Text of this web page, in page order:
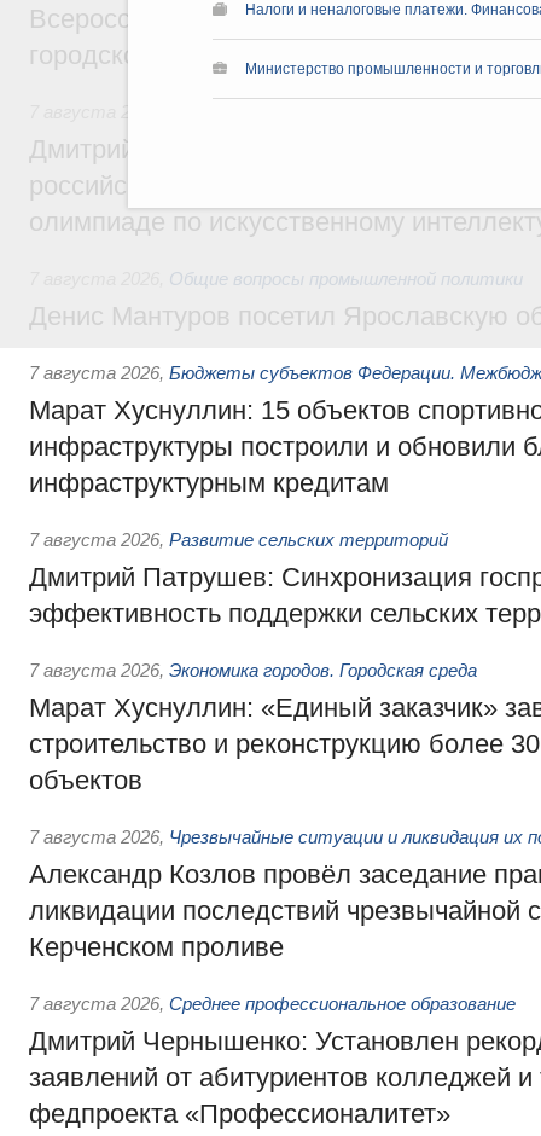
Налоги и неналоговые платежи.
Министерство промышленности и
Всероссийского конкурса лучших
городской среды
Дмитрий Чернышенко и Сергей Кравцов
российскую сборную с победой на
олимпиаде по искусственному
Общие вопросы промышленной политики
Денис Мантуров посетил Ярославскую
7 августа 2026, Бюджеты субъектов Федерации.
Марат Хуснуллин: 15 объектов
инфраструктуры построили и обновили
инфраструктурным кредитам
7 августа 2026, Развитие сельских территорий
Дмитрий Патрушев: Синхронизация
эффективность поддержки сельских
7 августа 2026, Экономика городов. Городская среда
Марат Хуснуллин: «Единый заказчик»
строительство и реконструкцию более
объектов
7 августа 2026, Чрезвычайные ситуации и ликвидация их
Александр Козлов провёл заседание
ликвидации последствий чрезвычайной
Керченском проливе
7 августа 2026, Среднее профессиональное образование
Дмитрий Чернышенко: Установлен
заявлений от абитуриентов колледжей и
федпроекта «Профессионалитет»